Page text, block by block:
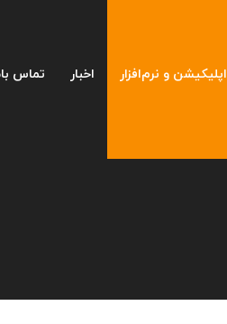
اپلیکیشن و نرم‌افزار اخبار تماس